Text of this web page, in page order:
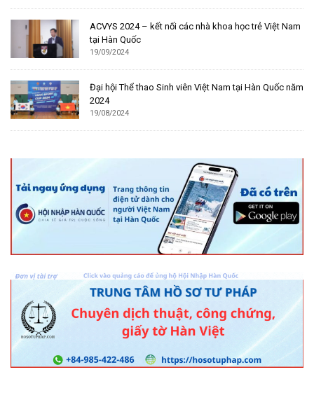
ACVYS 2024 – kết nối các nhà khoa học trẻ Việt Nam
tại Hàn Quốc
19/09/2024
Đại hội Thể thao Sinh viên Việt Nam tại Hàn Quốc năm
2024
19/08/2024